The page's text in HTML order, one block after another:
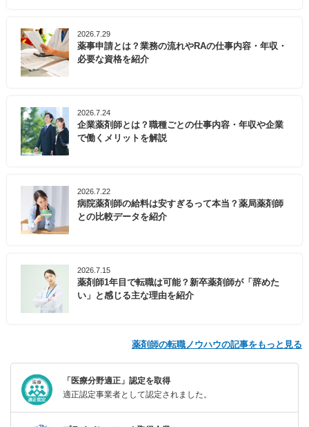
2026.7.29
薬事申請とは？業務の流れやRAの仕事内容・年収・
必要な資格を紹介
2026.7.24
企業薬剤師とは？職種ごとの仕事内容・年収や企業
で働くメリットを解説
2026.7.22
病院薬剤師の給料は安すぎるって本当？薬局薬剤師
との比較データを紹介
2026.7.15
薬剤師1年目で転職は可能？新卒薬剤師が「辞めた
い」と感じる主な理由を紹介
薬剤師の転職ノウハウの記事をもっと見る
「医療分野適正」認定を取得
適正認定事業者として認定されました。